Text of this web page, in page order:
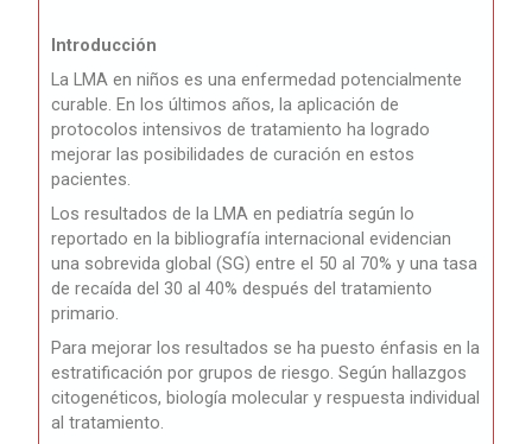
Introducción
La LMA en niños es una enfermedad potencialmente
curable. En los últimos años, la aplicación de
protocolos intensivos de tratamiento ha logrado
mejorar las posibilidades de curación en estos
pacientes.
Los resultados de la LMA en pediatría según lo
reportado en la bibliografía internacional evidencian
una sobrevida global (SG) entre el 50 al 70% y una tasa
de recaída del 30 al 40% después del tratamiento
primario.
Para mejorarlos resultados se ha puesto énfasis en la
estratificación por grupos de riesgo.Según hallazgos
citogenéticos, biología molecular y respuesta individual
altratamiento.